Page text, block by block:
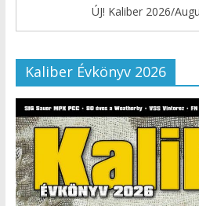
ÚJ! Kaliber 2026/
Kaliber Évkönyv 2026